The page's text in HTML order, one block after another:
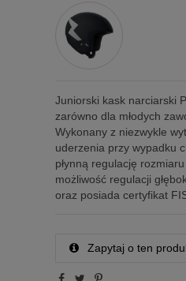
Juniorski kask narciarski
zarówno dla młodych
Wykonany z niezwykle
uderzenia przy wypadku
płynną regulację
możliwość regulacji
oraz posiada certyfikat
Zapytaj o ten